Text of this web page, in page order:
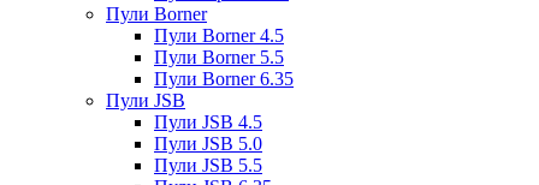
Пули Borner
Пули Borner 4.5
Пули Borner 5.5
Пули Borner 6.35
Пули JSB
Пули JSB 4.5
Пули JSB 5.0
Пули JSB 5.5